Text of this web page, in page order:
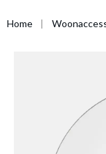
Home